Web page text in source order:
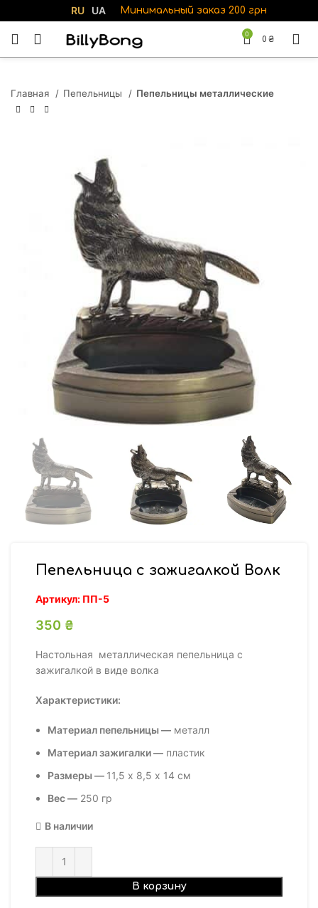
RU UA Минимальный заказ 200 грн
0
0 ₴
Главная Пепельницы Пепельницы металлические
Пепельница с зажигалкой Волк
Артикул: ПП-5
350 ₴
Настольная металлическая пепельница с
зажигалкой в виде волка
Характеристики:
Материал пепельницы — металл
Материал зажигалки — пластик
Размеры — 11,5 х 8,5 х 14 см
Вес — 250 гр
В наличии
В корзину